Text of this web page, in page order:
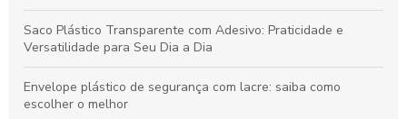
Saco Plástico Transparente com Adesivo: Praticidade e
Versatilidade para Seu Dia a Dia
Envelope plástico de segurança com lacre: saiba como
escolher o melhor